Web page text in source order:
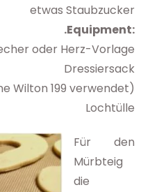
etwas Staubzucker
.Equipment:
oder Herz-Vorlage
Dressiersack
Wilton 199 verwendet)
Lochtülle
Für den
Mürbteig
die